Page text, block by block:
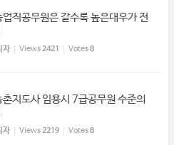
직공무원은 갈수록 높은대우가 전
자 Views2421 Votes8
지도사 임용시 7급공무원 수준의
자 Views2219 Votes8